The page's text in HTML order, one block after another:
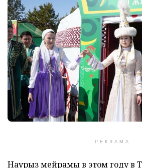
РЕКЛАМА
Наурыз мейрамы в этом году в